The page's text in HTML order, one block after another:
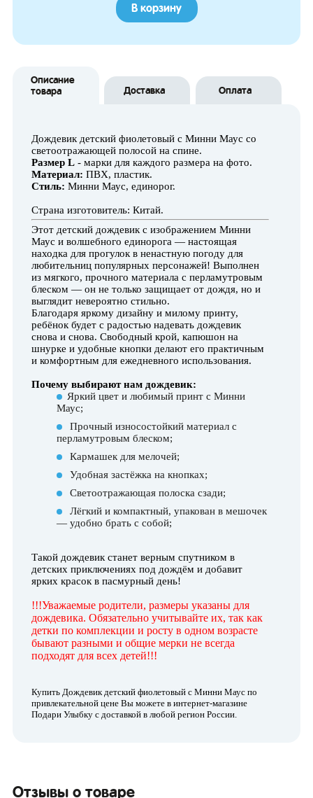
В корзину
Описание
товара
Доставка Оплата
Дождевик детский фиолетовый с Минни Маус со
светоотражающей полосой на спине.
Размер L - марки для каждого размера на фото.
Материал: ПВХ, пластик.
Стиль: Минни Маус, единорог.
Страна изготовитель: Китай.
Этот детский дождевик с изображением Минни
Маус и волшебного единорога — настоящая
находка для прогулок в ненастную погоду для
любительниц популярных персонажей! Выполнен
из мягкого, прочного материала с перламутровым
блеском — он не только защищает от дождя, но и
выглядит невероятно стильно.
Благодаря яркому дизайну и милому принту,
ребёнок будет с радостью надевать дождевик
снова и снова. Свободный крой, капюшон на
шнурке и удобные кнопки делают его практичным
и комфортным для ежедневного использования.
Почему выбирают нам дождевик:
Яркий цвет и любимый принт с Минни
Маус;
Прочный износостойкий материал с
перламутровым блеском;
Кармашек для мелочей;
Удобная застёжка на кнопках;
Светоотражающая полоска сзади;
Лёгкий и компактный, упакован в мешочек
— удобно брать с собой;
Такой дождевик станет верным спутником в
детских приключениях под дождём и добавит
ярких красок в пасмурный день!
!!!Уважаемые родители, размеры указаны для
дождевика. Обязательно учитывайте их, так как
детки по комплекции и росту в одном возрасте
бывают разными и общие мерки не всегда
подходят для всех детей!!!
Купить Дождевик детский фиолетовый с Минни Маус по
привлекательной цене Вы можете в интернет-магазине
Подари Улыбку с доставкой в любой регион России.
Отзывы о товаре